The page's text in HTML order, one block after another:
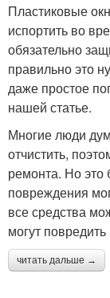
Пластиковые
испортить во
обязательно
правильно это
даже простое
нашей статье.
Многие люди
отчистить,
ремонта. Но
повреждения
все средства
могут
читать дальше →